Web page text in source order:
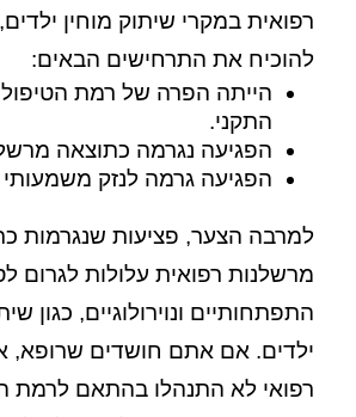
רפואית במקרי שיתוק מוחין
להוכיח את התרחישים הבאים:
הייתה הפרה של רמת הטיפול
התקני.
הפגיעה נגרמה כתוצאה
הפגיעה גרמה לנזק משמעותי
למרבה הצער, פציעות שנגרמות
מרשלנות רפואית עלולות לגרום
התפתחותיים ונוירולוגיים, כגון
ילדים. אם אתם חושדים שרופא,
רפואי לא התנהלו בהתאם לרמת